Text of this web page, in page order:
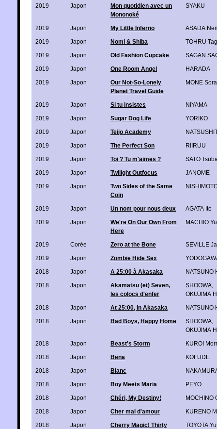
2019 Japon
Mon quotidien avec un
Mononoké
SYAKU
2019 Japon My Little Inferno
ASADA
2019
Japon Nomi & Shiba
TOHRU
2019
Japon Old Fashion Cupcake
SAGAN
2019
Japon One Room Angel
HARADA
2019
Japon
Our Not-So-Lonely
Planet Travel Guide
MONE
2019 Japon Si tu insistes
NIYAMA
2019
Japon Sugar Dog Life
YORIKO
2019
Japon Teijo Academy
2019
Japon The Perfect Son
RIIRUU
2019
Japon Toi ? Tu m'aimes ?
SATO
2019
Japon Twilight Outfocus
JANOME
2019
Japon
Two Sides of the Same
Coin
2019 Japon Un nom pour nous deux
AGATA Ito
2019
Japon
We're On Our Own From
Here
MACHIO Yu
2019 Corée Zero at the Bone
SEVILLE
2019
Japon Zombie Hide Sex
2018
Japon A 25:00 à Akasaka
NATSUNO
2018
Japon
Akamatsu (et) Seven,
les colocs d'enfer
SHOOWA
OKUJIMA
2018
Japon At 25:00, in Akasaka
NATSUNO
2018
Japon Bad Boys, Happy Home SHOOWA
OKUJIMA
2018
Japon Beast's Storm
KUROI
2018
Japon Bena
KOFUDE
2018
Japon Blanc
2018
Japon Boy Meets Maria
PEYO
2018
Japon Chéri, My Destiny!
MOCHINO
2018
Japon Cher mal d'amour
KURENO
2018
Japon
Cherry Magic! Thirty
TOYOTA